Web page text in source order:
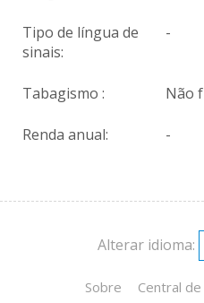
Tipo de língua de
sinais:
-
Tabagismo : Não
Renda anual: -
Alterar idioma:
Sobre Central de